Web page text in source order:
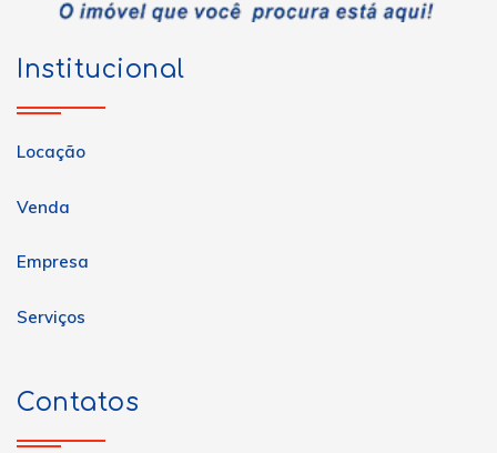
Institucional
Locação
Venda
Empresa
Serviços
Contatos